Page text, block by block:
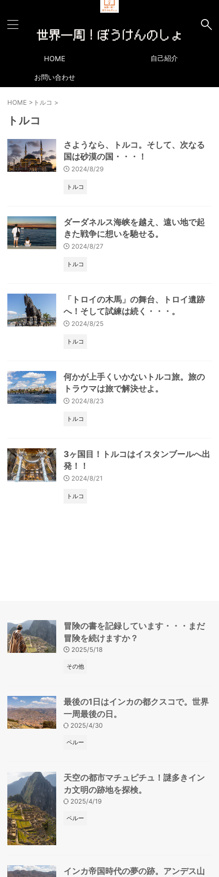
HOME 自己紹介
お問い合わせ
HOME > トルコ >
トルコ
さようなら、トルコ。そして、次なる
国は砂漠の国・・・！
2024/8/29
トルコ
ダーダネルス海峡を越え、遠い地で起
きた戦争に想いを馳せる。
2024/8/27
トルコ
「トロイの木馬」の舞台、トロイ遺跡
へ！そして試練は続く・・・。
2024/8/25
トルコ
何かが上手くいかないトルコ旅。旅の
トラウマは旅で解決せよ。
2024/8/23
トルコ
3ヶ国目！トルコはイスタンブールへ出
発！！
2024/8/21
トルコ
冒険の書を記録しています・・・まだ
冒険を続けますか？
2025/5/18
その他
最後の1日はインカの都クスコで。世界
一周最後の日。
2025/4/30
ペルー
天空の都市マチュピチュ！謎多きイン
カ文明の跡地を探検。
2025/4/19
ペルー
インカ帝国時代の夢の跡。アンデス山